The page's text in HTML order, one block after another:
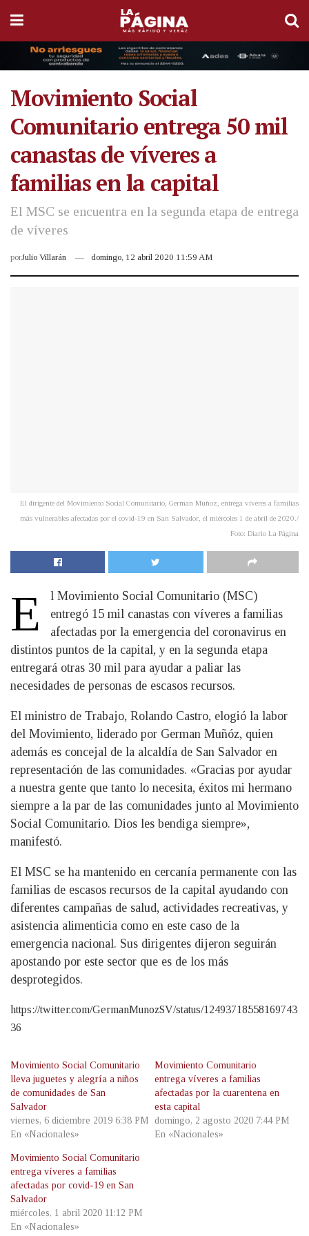
Movimiento Social
Comunitario entrega 50 mil
canastas de víveres a
familias en la capital
El MSC se encuentra en la segunda etapa de entrega
de víveres
porJulio Villarán domingo, 12 abril 2020 11:59 AM
El dirigente del Movimiento Social Comunitario, German Muñoz, entrega víveres a familias
más vulnerables afectadas por el covid-19 en San Salvador, el miércoles 1 de abril de 2020./
Foto: Diario La Página
E
​l Movimiento Social Comunitario (MSC)
entregó 15 mil canastas con víveres a familias
afectadas por la emergencia del coronavirus en
distintos puntos de la capital, y en la segunda etapa
entregará otras 30 mil para ayudar a paliar las
necesidades de personas de escasos recursos.
El ministro de Trabajo, Rolando Castro, elogió la labor
del Movimiento, liderado por German Muñóz, quien
además es concejal de la alcaldía de San Salvador en
representación de las comunidades. «Gracias por ayudar
a nuestra gente que tanto lo necesita, éxitos mi hermano
siempre a la par de las comunidades junto al Movimiento
Social Comunitario. Dios les bendiga siempre»,
manifestó.
El MSC se ha mantenido en cercanía permanente con las
familias de escasos recursos de la capital ayudando con
diferentes campañas de salud, actividades recreativas, y
asistencia alimenticia como en este caso de la
emergencia nacional. Sus dirigentes dijeron seguirán
apostando por este sector que es de los más
desprotegidos.
https://twitter.com/GermanMunozSV/status/12493718558169743
36
Movimiento Social Comunitario
lleva juguetes y alegría a niños
de comunidades de San
Salvador
viernes, 6 diciembre 2019 6:38 PM
En «Nacionales»
Movimiento Comunitario
entrega víveres a familias
afectadas por la cuarentena en
esta capital
domingo, 2 agosto 2020 7:44 PM
En «Nacionales»
Movimiento Social Comunitario
entrega víveres a familias
afectadas por covid-19 en San
Salvador
miércoles, 1 abril 2020 11:12 PM
En «Nacionales»